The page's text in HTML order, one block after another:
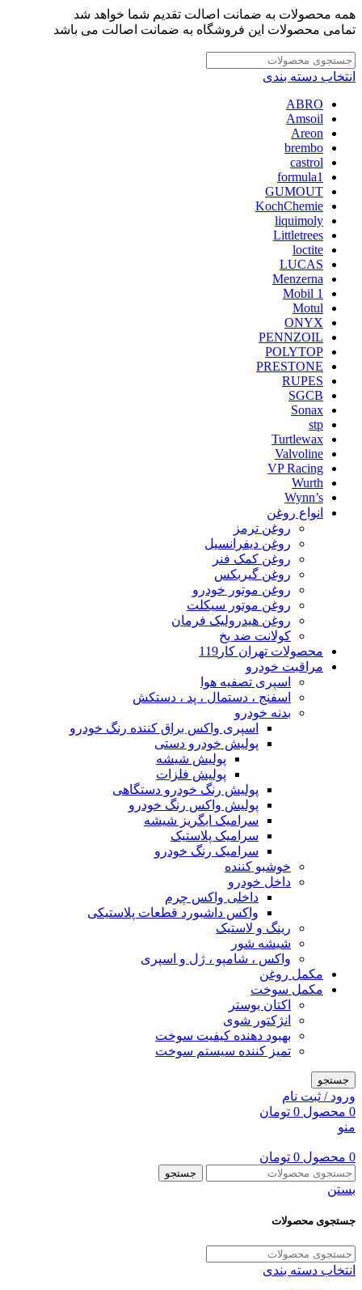
همه محصولات به ضمانت اصالت تقدیم شما خواهد شد
تمامی محصولات این فروشگاه به ضمانت اصالت می باشد
انتخاب دسته بندی
ABRO
Amsoil
Areon
brembo
castrol
formula1
GUMOUT
KochChemie
liquimoly
Littletrees
loctite
LUCAS
Menzerna
Mobil 1
Motul
ONYX
PENNZOIL
POLYTOP
PRESTONE
RUPES
SGCB
Sonax
stp
Turtlewax
Valvoline
VP Racing
Wurth
Wynn’s
انواع روغن
روغن ترمز
روغن دیفرانسیل
روغن کمک فنر
روغن گیربکس
روغن موتور خودرو
روغن موتور سیکلت
روغن هیدرولیک فرمان
کولانت ضد یخ
محصولات تهران کار119
مراقبت خودرو
اسپری تصفیه هوا
اسفنج ، دستمال ، پد ، دستکش
بدنه خودرو
اسپری واکس براق کننده رنگ خودرو
پولیش خودرو دستی
پولیش شیشه
پولیش فلزات
پولیش رنگ خودرو دستگاهی
پولیش واکس رنگ خودرو
سرامیک ابگریز شیشه
سرامیک پلاستیک
سرامیک رنگ خودرو
خوشبو کننده
داخل خودرو
داخلی واکس چرم
واکس داشبورد قطعات پلاستیکی
رینگ و لاستیک
شیشه شور
واکس ، شامپو ، ژل و اسپری
مکمل روغن
مکمل سوخت
اکتان بوستر
انژکتور شوی
بهبود دهنده کیفیت سوخت
تمیز کننده سیستم سوخت
جستجو
ورود / ثبت نام
0 محصول 0 تومان
منو
0 محصول 0 تومان
جستجو
بستن
جستجوی محصولات
انتخاب دسته بندی